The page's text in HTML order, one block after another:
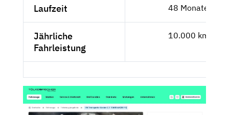
Laufzeit 48 Monate
Jährliche
Fahrleistung
10.000 km